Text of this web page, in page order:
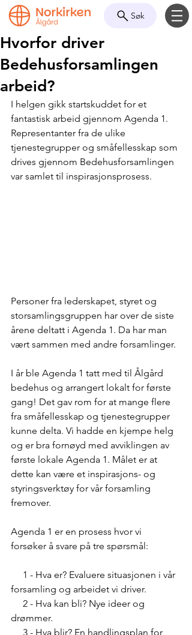
Søk
Hvorfor driver
Bedehusforsamlingen
arbeid?
I helgen gikk startskuddet for et
fantastisk arbeid gjennom Agenda 1.
Representanter fra de ulike
tjenestegrupper og småfellesskap som
drives gjennom Bedehusforsamlingen
var samlet til inspirasjonsprosess.
Personer fra lederskapet, styret og
storsamlingsgruppen har over de siste
årene deltatt i Agenda 1. Da har man
vært sammen med andre forsamlinger.
I år ble Agenda 1 tatt med til Ålgård
bedehus og arrangert lokalt for første
gang! Det gav rom for at mange flere
fra småfellesskap og tjenestegrupper
kunne delta. Vi hadde en kjempe helg
og er bra fornøyd med avviklingen av
første lokale Agenda 1. Målet er at
dette kan være et inspirasjons- og
styringsverktøy for vår forsamling
fremover.
Agenda 1 er en prosess hvor vi
forsøker å svare på tre spørsmål:
forsamling og arbeidet vi driver.
drømmer.